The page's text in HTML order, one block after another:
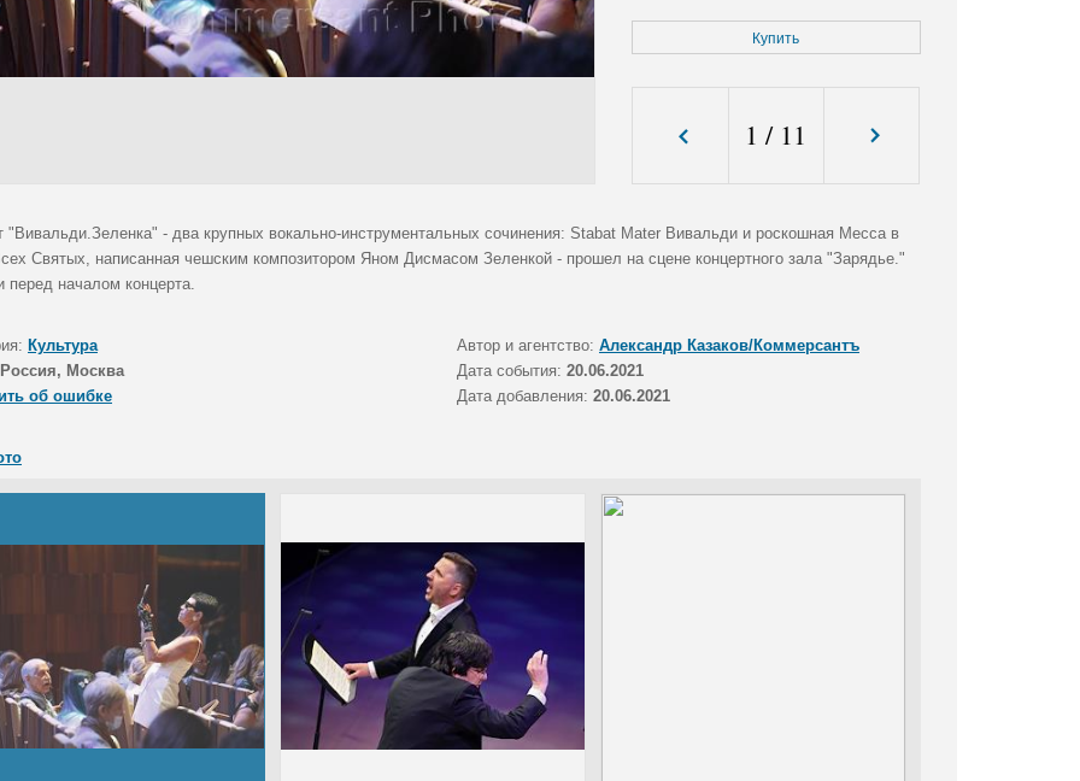
Купить
1 / 11
"Вивальди.Зеленка" - два крупных вокально-инструментальных сочинения: Stabat Mater Вивальди и роскошная Месса в
Святых, написанная чешским композитором Яном Дисмасом Зеленкой - прошел на сцене концертного зала "Зарядье."
перед началом концерта.
Культура Автор и агентство: Александр Казаков/Коммерсантъ
Россия, Москва Дата события: 20.06.2021
об ошибке
Дата добавления: 20.06.2021